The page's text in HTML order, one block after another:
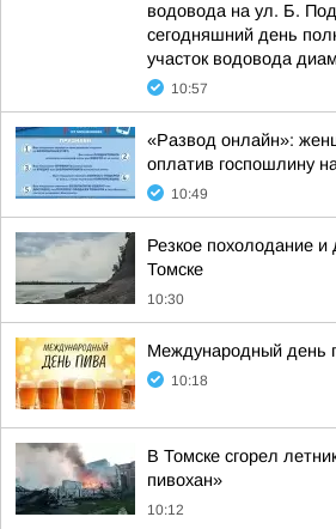
водовода на ул. Б.
сегодняшний день
участок водовода
10:57
«Развод онлайн»:
оплатив госпошлину
10:49
Резкое похолодание
Томске
10:30
Международный день
10:18
В Томске сгорел
пивохан»
10:12